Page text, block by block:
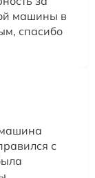
машины в
спасибо
с